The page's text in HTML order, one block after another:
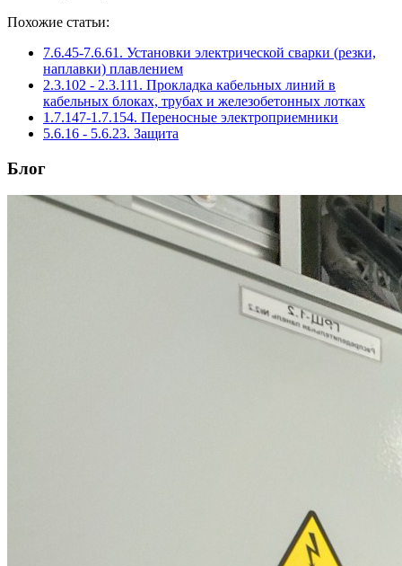
Похожие статьи:
7.6.45-7.6.61. Установки электрической сварки (резки,
наплавки) плавлением
2.3.102 - 2.3.111. Прокладка кабельных линий в
кабельных блоках, трубах и железобетонных лотках
1.7.147-1.7.154. Переносные электроприемники
5.6.16 - 5.6.23. Защита
Блог